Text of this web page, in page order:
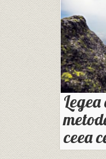
ceea